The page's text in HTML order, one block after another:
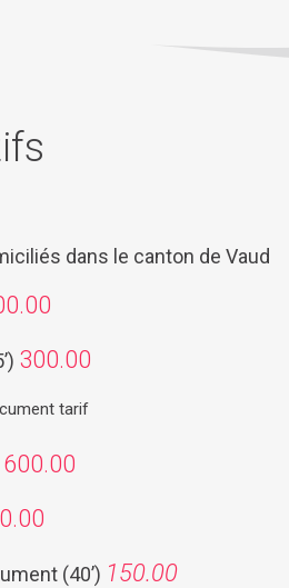
dans le canton de Vaud
300.00
tarif
600.00
(40’) 150.00